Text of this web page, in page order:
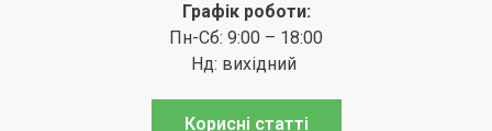
Графік роботи:
Пн-Сб: 9:00 – 18:00
Нд: вихідний
Корисні статті